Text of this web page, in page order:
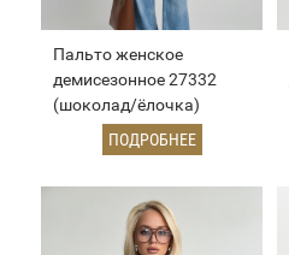
Пальто женское
демисезонное 27332
(шоколад/ёлочка)
ПОДРОБНЕЕ